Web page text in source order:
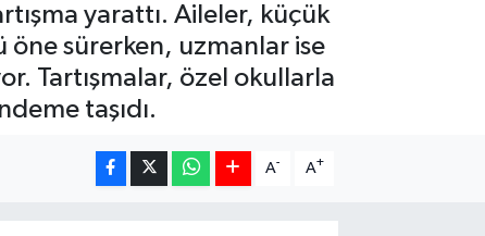
yarattı. Aileler, küçük
öne sürerken, uzmanlar ise
Tartışmalar, özel okullarla
taşıdı.
A- A+